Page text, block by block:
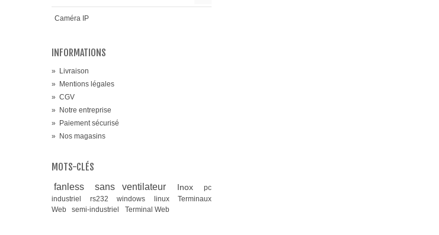
Caméra IP
INFORMATIONS
»
Livraison
»
Mentions légales
» CGV
»
Notre entreprise
»
Paiement sécurisé
»
Nos magasins
MOTS-CLÉS
fanless sans ventilateur Inox
pc
industriel
rs232 windows linux
Terminaux
Web
semi-industriel Terminal Web